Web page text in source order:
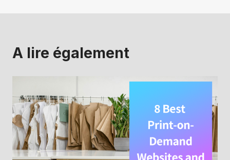
A lire également